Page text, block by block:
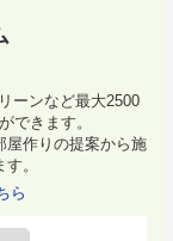
ーンなど最大2500
できます。
屋作りの提案から施
。
ら